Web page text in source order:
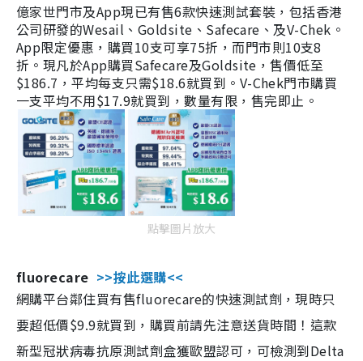
億家世門市及App現已有售6款快速測試套裝，包括香港
公司研發的Wesail、Goldsite、Safecare、及V-Chek。
App限定優惠，購買10支可享75折，而門市則10支8
折。現凡於App購買Safecare及Goldsite，售價低至
$186.7，平均每支只需$18.6就買到。V-Chek門市購買
一支平均不用$17.9就買到，數量有限，售完即止。
點擊圖片放大
fluorecare >>按此選購<<
網購平台鄰住買有售fluorecare的快速測試劑，現時只
要超低價$9.9就買到，購買前請先注意送貨時間！這款
新型冠狀病毒抗原測試劑盒獲歐盟認可，可檢測到Delta